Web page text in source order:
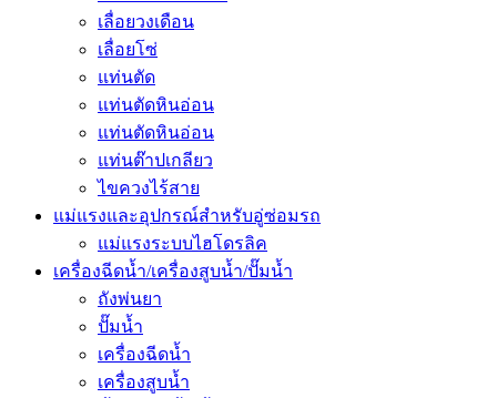
เลื่อยวงเดือน
เลื่อยโซ่
แท่นตัด
แท่นตัดหินอ่อน
แท่นตัดหินอ่อน
แท่นต๊าปเกลียว
ไขควงไร้สาย
แม่แรงและอุปกรณ์สำหรับอู่ซ่อมรถ
แม่แรงระบบไฮโดรลิค
เครื่องฉีดน้ำ/เครื่องสูบน้ำ/ปั๊มน้ำ
ถังพ่นยา
ปั๊มน้ำ
เครื่องฉีดน้ำ
เครื่องสูบน้ำ